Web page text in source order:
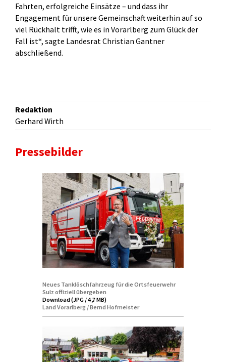
Fahrten, erfolgreiche Einsätze – und dass ihr
Engagement für unsere Gemeinschaft weiterhin auf so
viel Rückhalt trifft, wie es in Vorarlberg zum Glück der
Fall ist“, sagte Landesrat Christian Gantner
abschließend.
Redaktion
Gerhard Wirth
Pressebilder
Neues Tanklöschfahrzeug für die Ortsfeuerwehr
Sulz offiziell übergeben
Download (JPG / 4,7 MB)
Land Vorarlberg / Bernd Hofmeister